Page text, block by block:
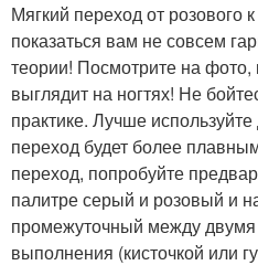
Мягкий переход от розового
показаться вам не совсем
теории! Посмотрите на фото,
выглядит на ногтях! Не
практике. Лучше
переход будет более
переход, попробуйте
палитре серый и розовый и
промежуточный между
выполнения (кисточкой или